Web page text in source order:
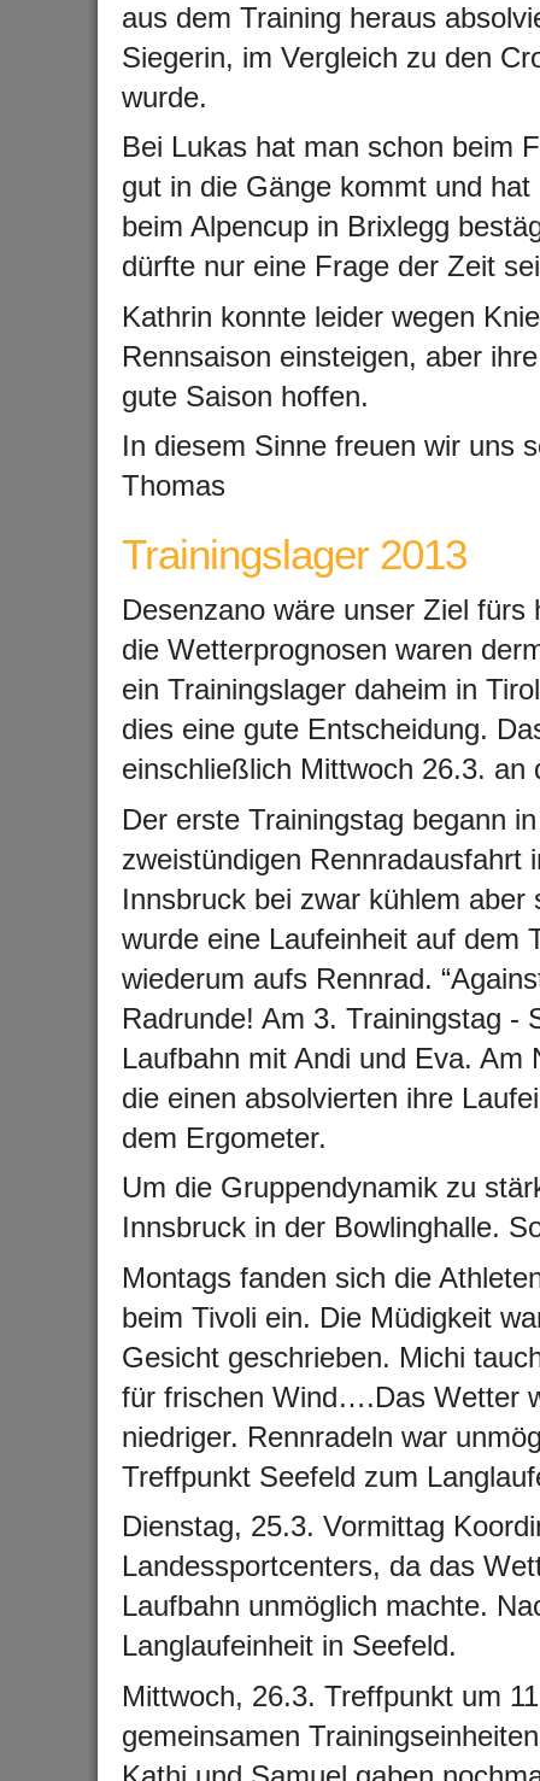
aus dem Training heraus
Siegerin, im Vergleich zu den
wurde.
Bei Lukas hat man schon beim
gut in die Gänge kommt und
beim Alpencup in Brixlegg
dürfte nur eine Frage der Zeit
Kathrin konnte leider wegen
Rennsaison einsteigen, aber
gute Saison hoffen.
In diesem Sinne freuen wir uns
Thomas
Trainingslager 2013
Desenzano wäre unser Ziel
die Wetterprognosen waren
ein Trainingslager daheim in
dies eine gute Entscheidung.
einschließlich Mittwoch 26.3.
Der erste Trainingstag begann
zweistündigen Rennradausfahrt
Innsbruck bei zwar kühlem
wurde eine Laufeinheit auf dem
wiederum aufs Rennrad.
Radrunde! Am 3. Trainingstag -
Laufbahn mit Andi und Eva.
die einen absolvierten ihre
dem Ergometer.
Um die Gruppendynamik zu
Innsbruck in der Bowlinghalle.
Montags fanden sich die
beim Tivoli ein. Die Müdigkeit
Gesicht geschrieben. Michi
für frischen Wind….Das Wetter
niedriger. Rennradeln war
Treffpunkt Seefeld zum
Dienstag, 25.3. Vormittag
Landessportcenters, da das
Laufbahn unmöglich machte.
Langlaufeinheit in Seefeld.
Mittwoch, 26.3. Treffpunkt um
gemeinsamen